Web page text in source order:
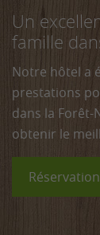
Un
famille
Notre hôtel a
prestations
dans la Forêt-
obtenir le
Réservation